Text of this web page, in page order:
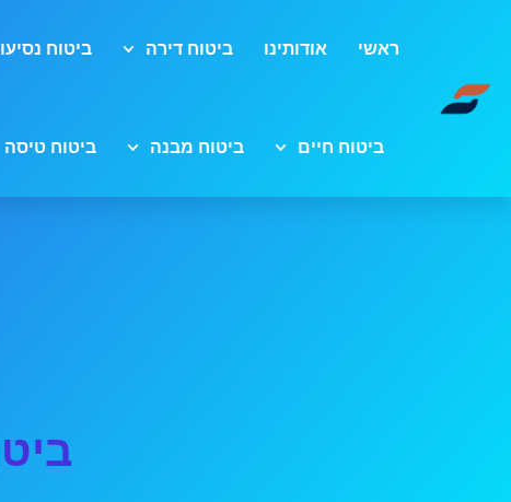
ראשי אודותינו ביטוח דירה ביטוח
ביטוח חיים ביטוח מבנה ביטוח טיסה